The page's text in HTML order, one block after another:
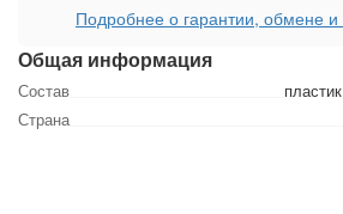
Общая информация
Состав
Страна
Подробнее о гарантии, обмене и